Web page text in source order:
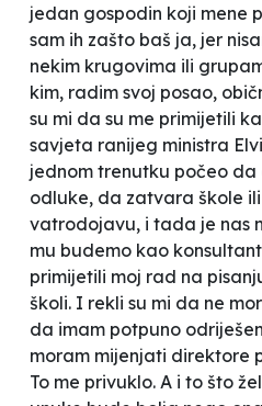
jedan gospodin koji mene
sam ih zašto baš ja, jer
nekim krugovima ili
kim, radim svoj posao,
su mi da su me primijetili
savjeta ranijeg ministra
jednom trenutku počeo da
odluke, da zatvara škole
vatrodojavu, i tada je nas
mu budemo kao
primijetili moj rad na
školi. I rekli su mi da ne
da imam potpuno
moram mijenjati direktore
To me privuklo. A i to što